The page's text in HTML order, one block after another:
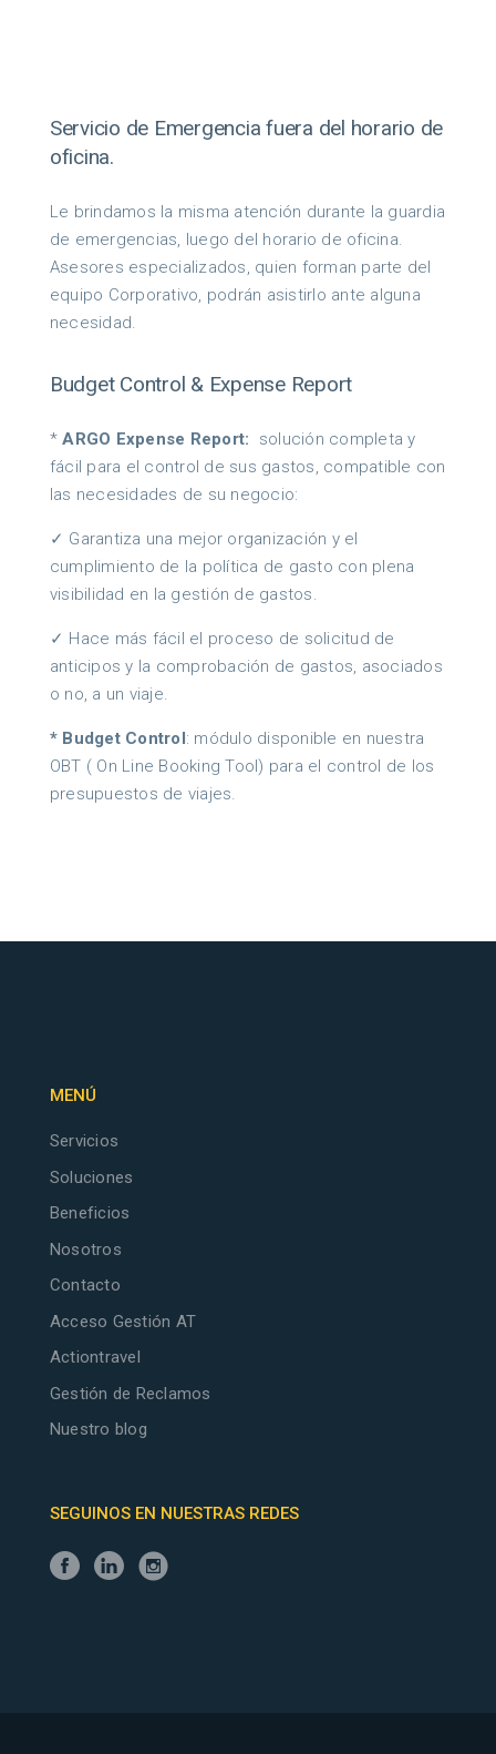
Servicio de Emergencia fuera del horario de
oficina.
Le brindamos la misma atención durante la guardia
de emergencias, luego del horario de oficina.
Asesores especializados, quien forman parte del
equipo Corporativo, podrán asistirlo ante alguna
necesidad.
Budget Control & Expense Report
* ARGO Expense Report:
solución completa y
fácil para el control de sus gastos, compatible con
las necesidades de su negocio:
✓ Garantiza una mejor organización y el
cumplimiento de la política de gasto con plena
visibilidad en la gestión de gastos.
✓ Hace más fácil el proceso de solicitud de
anticipos y la comprobación de gastos, asociados
o no, a un viaje.
* Budget Control: módulo disponible en nuestra
OBT ( On Line Booking Tool) para el control de los
presupuestos de viajes.
MENÚ
Servicios
Soluciones
Beneficios
Nosotros
Contacto
Acceso Gestión AT
Actiontravel
Gestión de Reclamos
Nuestro blog
SEGUINOS EN NUESTRAS REDES